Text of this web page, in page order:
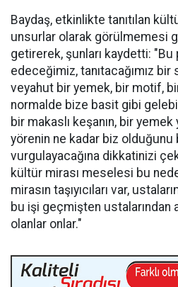
Baydaş, etkinlikte tanıtılan
unsurlar olarak görülmemesi
getirerek, şunları kaydetti:
edeceğimiz, tanıtacağımız
veyahut bir yemek, bir motif,
normalde bize basit gibi
bir makaslı keşanın, bir yemek
yörenin ne kadar biz olduğunu
vurgulayacağına dikkatinizi
kültür mirası meselesi bu
mirasın taşıyıcıları var,
bu işi geçmişten ustalarından
olanlar onlar."